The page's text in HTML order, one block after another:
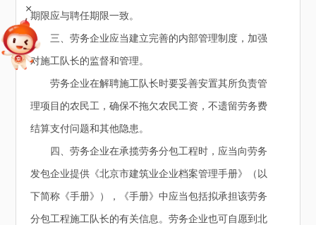
期限应与聘任期限一致。
三、劳务企业应当建立完善的内部管理制度，加强
对施工队长的监督和管理。
劳务企业在解聘施工队长时要妥善安置其所负责管
理项目的农民工，确保不拖欠农民工资，不遗留劳务费
结算支付问题和其他隐患。
四、劳务企业在承揽劳务分包工程时，应当向劳务
发包企业提供《北京市建筑业企业档案管理手册》（以
下简称《手册》），《手册》中应当包括拟承担该劳务
分包工程施工队长的有关信息。劳务企业也可自愿到北
+